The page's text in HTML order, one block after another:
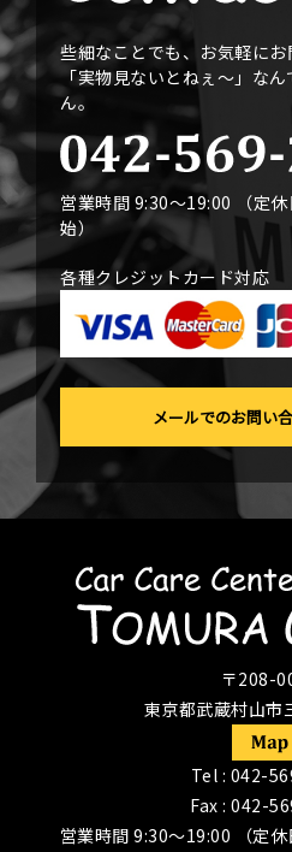
些細なことでも、お気軽にお
「実物見ないとねぇ〜」な
ん。
営業時間 9:30〜19:00 （定
始）
各種クレジットカード対応
メールでのお問い
〒208-
東京都武蔵村山市
Tel : 042-
Fax : 042-
営業時間 9:30〜19:00 （定休